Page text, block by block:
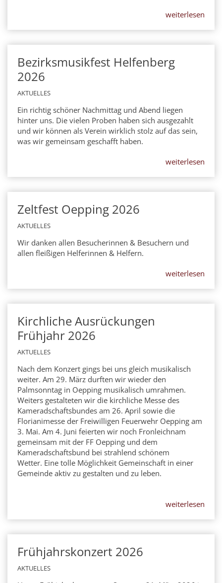
weiterlesen
13
JUN
Bezirksmusikfest Helfenberg
2026
AKTUELLES
Ein richtig schöner Nachmittag und Abend liegen
hinter uns. Die vielen Proben haben sich ausgezahlt
und wir können als Verein wirklich stolz auf das sein,
was wir gemeinsam geschafft haben.
weiterlesen
17
MAI
Zeltfest Oepping 2026
AKTUELLES
Wir danken allen Besucherinnen & Besuchern und
allen fleißigen Helferinnen & Helfern.
weiterlesen
29
MAR
Kirchliche Ausrückungen
Frühjahr 2026
AKTUELLES
Nach dem Konzert gings bei uns gleich musikalisch
weiter. Am 29. März durften wir wieder den
Palmsonntag in Oepping musikalisch umrahmen.
Weiters gestalteten wir die kirchliche Messe des
Kameradschaftsbundes am 26. April sowie die
Florianimesse der Freiwilligen Feuerwehr Oepping am
3. Mai. Am 4. Juni feierten wir noch Fronleichnam
gemeinsam mit der FF Oepping und dem
Kameradschaftsbund bei strahlend schönem
Wetter. Eine tolle Möglichkeit Gemeinschaft in einer
Gemeinde aktiv zu gestalten und zu leben.
weiterlesen
21
MAR
Frühjahrskonzert 2026
AKTUELLES